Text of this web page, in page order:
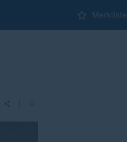
Merkliste